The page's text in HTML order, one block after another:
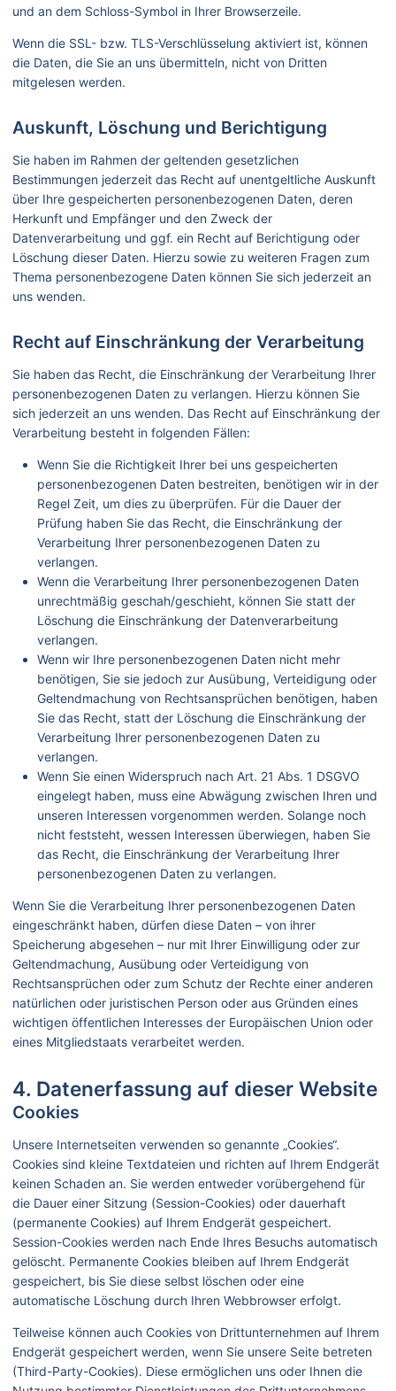
und an dem Schloss-Symbol in Ihrer Browserzeile.
Wenn die SSL- bzw. TLS-Verschlüsselung aktiviert ist, können
die Daten, die Sie an uns übermitteln, nicht von Dritten
mitgelesen werden.
Auskunft, Löschung und Berichtigung
Sie haben im Rahmen der geltenden gesetzlichen
Bestimmungen jederzeit das Recht auf unentgeltliche Auskunft
über Ihre gespeicherten personenbezogenen Daten, deren
Herkunft und Empfänger und den Zweck der
Datenverarbeitung und ggf. ein Recht auf Berichtigung oder
Löschung dieser Daten. Hierzu sowie zu weiteren Fragen zum
Thema personenbezogene Daten können Sie sich jederzeit an
uns wenden.
Recht auf Einschränkung der Verarbeitung
Sie haben das Recht, die Einschränkung der Verarbeitung Ihrer
personenbezogenen Daten zu verlangen. Hierzu können Sie
sich jederzeit an uns wenden. Das Recht auf Einschränkung der
Verarbeitung besteht in folgenden Fällen:
Wenn Sie die Richtigkeit Ihrer bei uns gespeicherten
personenbezogenen Daten bestreiten, benötigen wir in der
Regel Zeit, um dies zu überprüfen. Für die Dauer der
Prüfung haben Sie das Recht, die Einschränkung der
Verarbeitung Ihrer personenbezogenen Daten zu
verlangen.
Wenn die Verarbeitung Ihrer personenbezogenen Daten
unrechtmäßig geschah/geschieht, können Sie statt der
Löschung die Einschränkung der Datenverarbeitung
verlangen.
Wenn wir Ihre personenbezogenen Daten nicht mehr
benötigen, Sie sie jedoch zur Ausübung, Verteidigung oder
Geltendmachung von Rechtsansprüchen benötigen, haben
Sie das Recht, statt der Löschung die Einschränkung der
Verarbeitung Ihrer personenbezogenen Daten zu
verlangen.
Wenn Sie einen Widerspruch nach Art. 21 Abs. 1 DSGVO
eingelegt haben, muss eine Abwägung zwischen Ihren und
unseren Interessen vorgenommen werden. Solange noch
nicht feststeht, wessen Interessen überwiegen, haben Sie
das Recht, die Einschränkung der Verarbeitung Ihrer
personenbezogenen Daten zu verlangen.
Wenn Sie die Verarbeitung Ihrer personenbezogenen Daten
eingeschränkt haben, dürfen diese Daten – von ihrer
Speicherung abgesehen – nur mit Ihrer Einwilligung oder zur
Geltendmachung, Ausübung oder Verteidigung von
Rechtsansprüchen oder zum Schutz der Rechte einer anderen
natürlichen oder juristischen Person oder aus Gründen eines
wichtigen öffentlichen Interesses der Europäischen Union oder
eines Mitgliedstaats verarbeitet werden.
4. Datenerfassung auf dieser Website
Cookies
Unsere Internetseiten verwenden so genannte „Cookies“.
Cookies sind kleine Textdateien und richten auf Ihrem Endgerät
keinen Schaden an. Sie werden entweder vorübergehend für
die Dauer einer Sitzung (Session-Cookies) oder dauerhaft
(permanente Cookies) auf Ihrem Endgerät gespeichert.
Session-Cookies werden nach Ende Ihres Besuchs automatisch
gelöscht. Permanente Cookies bleiben auf Ihrem Endgerät
gespeichert, bis Sie diese selbst löschen oder eine
automatische Löschung durch Ihren Webbrowser erfolgt.
Teilweise können auch Cookies von Drittunternehmen auf Ihrem
Endgerät gespeichert werden, wenn Sie unsere Seite betreten
(Third-Party-Cookies). Diese ermöglichen uns oder Ihnen die